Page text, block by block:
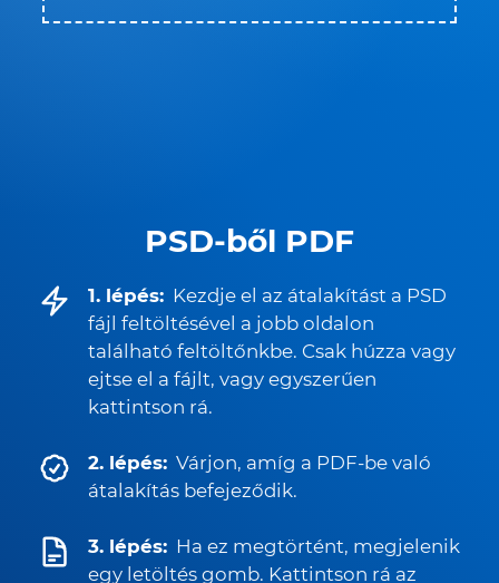
PSD-ből PDF
1. lépés: Kezdje el az átalakítást a PSD
fájl feltöltésével a jobb oldalon
található feltöltőnkbe. Csak húzza vagy
ejtse el a fájlt, vagy egyszerűen
kattintson rá.
2. lépés: Várjon, amíg a PDF-be való
átalakítás befejeződik.
3. lépés: Ha ez megtörtént, megjelenik
egy letöltés gomb. Kattintson rá az